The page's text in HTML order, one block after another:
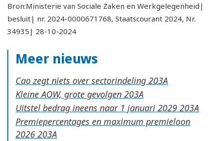
Bron:Ministerie van Sociale Zaken en Werkgelegenheid|
besluit| nr. 2024-0000671768, Staatscourant 2024, Nr.
34935| 28-10-2024
Meer nieuws
Cao zegt niets over sectorindeling
Kleine AOW, grote gevolgen
Uitstel bedrag ineens naar 1 januari 2029
Premiepercentages en maximum premieloon
2026